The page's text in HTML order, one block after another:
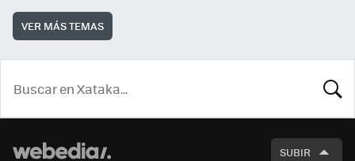
VER MÁS TEMAS
SUBIR